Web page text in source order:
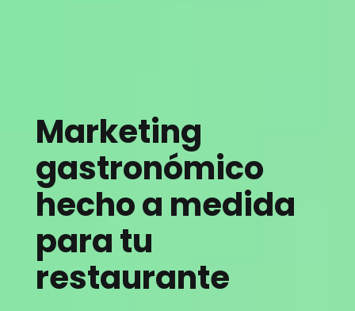
Marketing
gastronómico
hecho a medida
para tu
restaurante